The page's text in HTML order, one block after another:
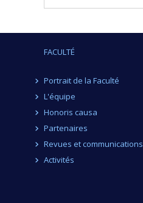
FACULTÉ
Portrait de la Faculté
L'équipe
Honoris causa
Partenaires
Revues et communications
Activités